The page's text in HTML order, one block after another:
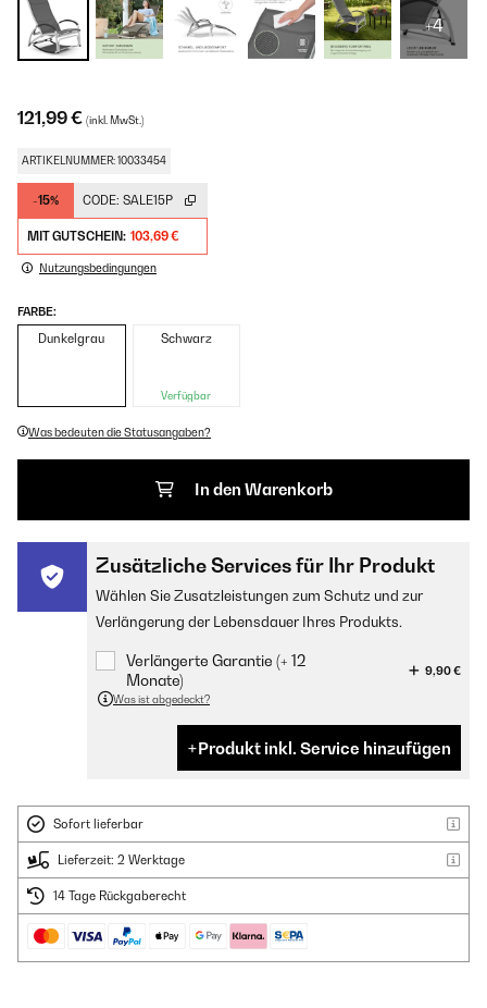
+4
121,99 € (inkl. MwSt.)
ARTIKELNUMMER: 10033454
-15% CODE: SALE15P
MIT GUTSCHEIN: 103,69 €
Nutzungsbedingungen
FARBE:
Dunkelgrau Schwarz
Verfügbar
Was bedeuten die Statusangaben?
In den Warenkorb
Zusätzliche Services für Ihr Produkt
Wählen Sie Zusatzleistungen zum Schutz und zur
Verlängerung der Lebensdauer Ihres Produkts.
Verlängerte Garantie (+ 12
Monate)
9,90 €
Was ist abgedeckt?
Produkt inkl. Service hinzufügen
Sofort lieferbar
Lieferzeit: 2 Werktage
14 Tage Rückgaberecht